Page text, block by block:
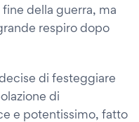
della guerra, ma
respiro dopo
di festeggiare
di
e potentissimo, fatto